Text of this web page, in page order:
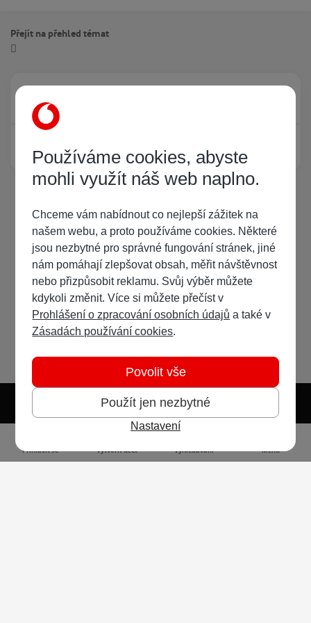
Přejít na přehled témat
Právě prohlíží tuto stránku
Žádný registrovaný uživatel si neprohlíží tuto stránku
Světlý režim Předvolba systému
Přihlásit se Vytvořit účet Vyhledávání Menu
Používáme cookies, abyste
mohli využít náš web naplno.
Chceme vám nabídnout co nejlepší zážitek na
našem webu, a proto používáme cookies. Některé
jsou nezbytné pro správné fungování stránek, jiné
nám pomáhají zlepšovat obsah, měřit návštěvnost
nebo přizpůsobit reklamu. Svůj výběr můžete
kdykoli změnit. Více si můžete přečíst v
Prohlášení o zpracování osobních údajů a také v
Zásadách používání cookies.
Použít jen nezbytné
Povolit vše
Nastavení